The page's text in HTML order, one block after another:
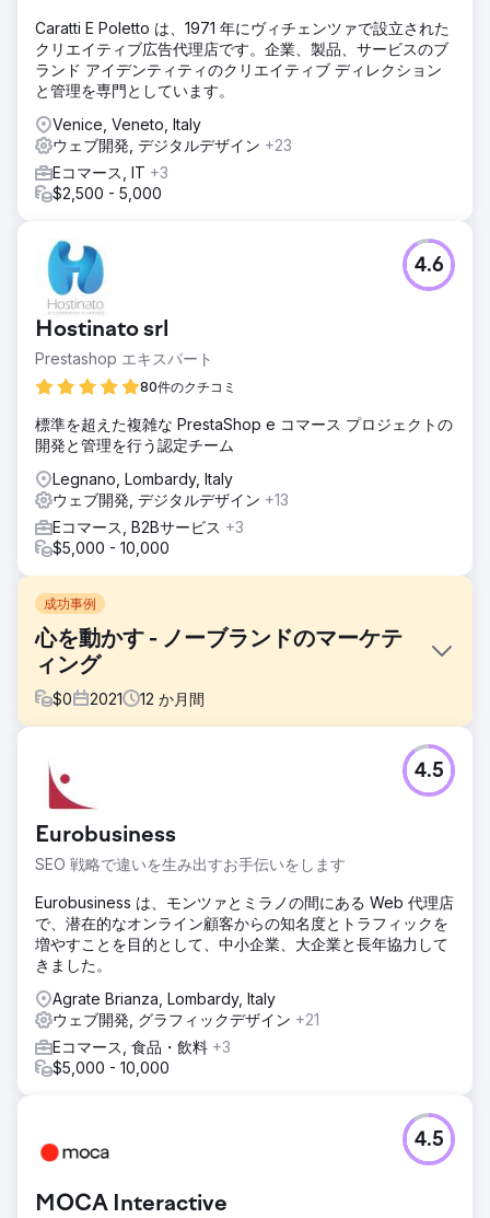
Caratti E Poletto は、1971 年にヴィチェンツァで設立された
クリエイティブ広告代理店です。企業、製品、サービスのブ
ランド アイデンティティのクリエイティブ ディレクション
と管理を専門としています。
Venice, Veneto, Italy
ウェブ開発, デジタルデザイン +23
Eコマース, IT +3
$2,500 - 5,000
Hostinato srl
Prestashop エキスパート
80件のクチコミ
4.6
標準を超えた複雑な PrestaShop e コマース プロジェクトの
開発と管理を行う認定チーム
Legnano, Lombardy, Italy
ウェブ開発, デジタルデザイン +13
Eコマース, B2Bサービス +3
$5,000 - 10,000
成功事例
心を動かす - ノーブランドのマーケテ
ィング
$0 2021 12 か月間
Mani sul cuore は、女性の身体の健康と幸福に関する検証済
みの科学情報を広めることを目的としたコミュニケーション
です。
ソリューション
Polytech Italia は、Web ポータルとソーシャル チャネル
(Facebook、Instagram、Youtube、Linkedin) の両方を通じ
たコミュニケーションが、正しい情報というイニシアチブの
使命と一致するプロジェクトを開始することを目的として、
最初から Square Marketing に目を向けました。フィードや
ソーシャル ページで増え続けるフェイク ニュースとは対照
的に、女性にとって胸の健康と美しさについての情報を提供
します。
結果
人に達し、平均エンゲージメント時間は 50 秒でした。最も
パフォーマンスが良かったページとしては、美容整形手術後
の新型コロナウイルスワクチン接種による合併症の可能性に
の美しさに関する詳細な記事、レポートなどが挙げられる。
Eurobusiness
SEO 戦略で違いを生み出すお手伝いをします
4.5
Eurobusiness は、モンツァとミラノの間にある Web 代理店
で、潜在的なオンライン顧客からの知名度とトラフィックを
増やすことを目的として、中小企業、大企業と長年協力して
きました。
Agrate Brianza, Lombardy, Italy
ウェブ開発, グラフィックデザイン +21
Eコマース, 食品・飲料 +3
$5,000 - 10,000
MOCA Interactive
4.5